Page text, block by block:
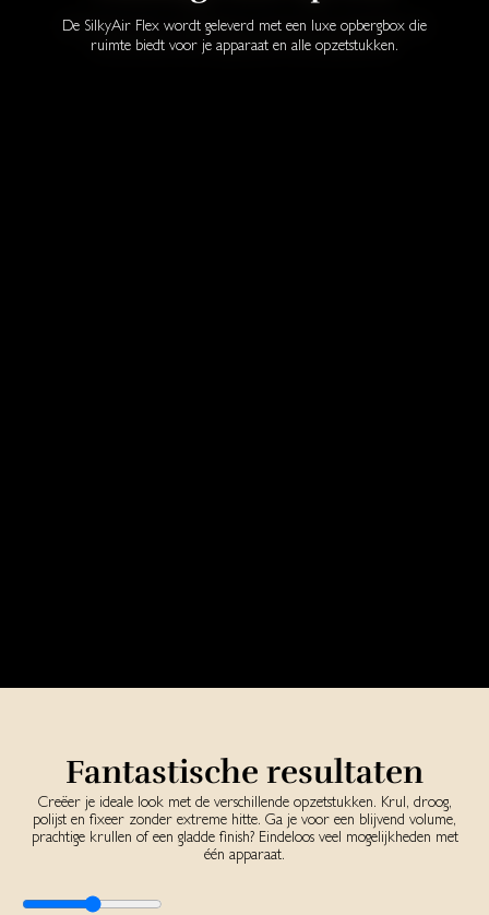
De SilkyAir Flex wordt geleverd met een luxe opbergbox die
ruimte biedt voor je apparaat en alle opzetstukken.
Fantastische resultaten
Creëer je ideale look met de verschillende opzetstukken. Krul, droog,
polijst en fixeer zonder extreme hitte. Ga je voor een blijvend volume,
prachtige krullen of een gladde finish? Eindeloos veel mogelijkheden met
één apparaat.